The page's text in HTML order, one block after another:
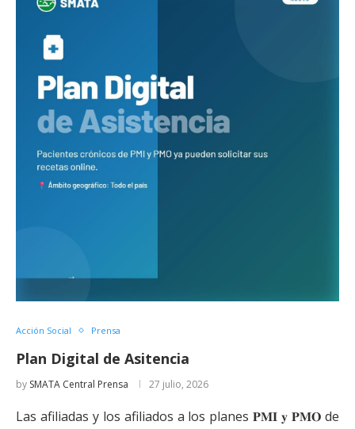
Acción Social Prensa
Plan Digital de Asitencia
by SMATA Central Prensa 27 julio, 2026
Las afiliadas y los afiliados a los planes 𝐏𝐌𝐈 𝐲 𝐏𝐌𝐎 de